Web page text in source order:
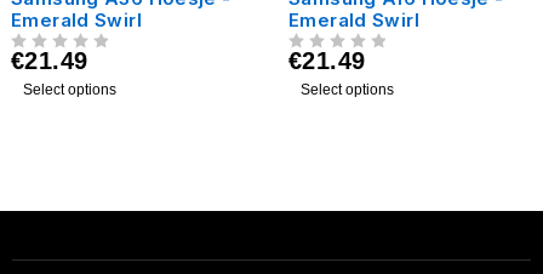
Emerald Swirl
€21.49
Select options
Emerald Swirl
€21.49
Select options